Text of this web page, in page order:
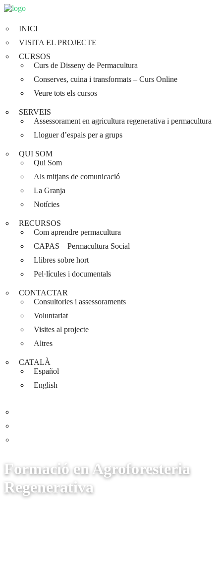
INICI
VISITA EL PROJECTE
CURSOS
Curs de Disseny de Permacultura
Conserves, cuina i transformats – Curs Online
Veure tots els cursos
SERVEIS
Assessorament en agricultura regenerativa i permacultura
Lloguer d’espais per a grups
QUI SOM
Qui Som
Als mitjans de comunicació
La Granja
Notícies
RECURSOS
Com aprendre permacultura
CAPAS – Permacultura Social
Llibres sobre hort
Pel·lícules i documentals
CONTACTAR
Consultories i assessoraments
Voluntariat
Visites al projecte
Altres
CATALÀ
Español
English
Formació en Agroforesteria
Regenerativa